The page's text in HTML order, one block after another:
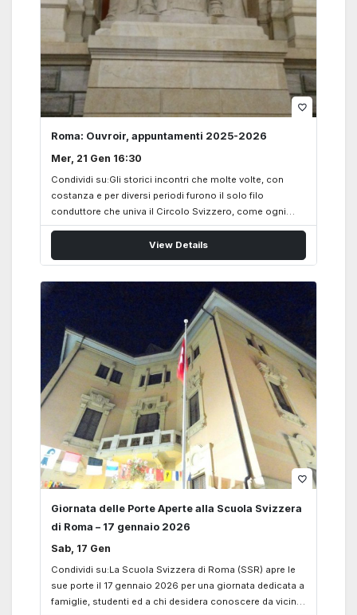
favorite_border
Roma: Ouvroir, appuntamenti 2025-2026
Mer, 21 Gen 16:30
Condividi su:Gli storici incontri che molte volte, con
costanza e per diversi periodi furono il solo filo
conduttore che univa il Circolo Svizzero, come ogni
anno in autunno riprendono forza e vigore. Anche
quest’anno, 2025-2026, gli incontri dell’Ouvroir verranno
condotti dalla Socia Evelina Degli Abbati e si terranno
Marcello Malpighi 14, dalle ore 16.30 alle 18.00 nelle
seguenti date: Mercoledì – Mittwoch, 21 gennaio 2026
Mercoledì – Mittwoch, 11 febbraio 2026 Mercoledì –
Mittwoch, 11 marzo 2026 Mercoledì – Mittwoch, 15 aprile
2026 Mercoledì – Mittwoch, 13. maggio 2026 Un
cordiale…
View Details
favorite_border
Giornata delle Porte Aperte alla Scuola Svizzera
di Roma – 17 gennaio 2026
Sab, 17 Gen
Condividi su:La Scuola Svizzera di Roma (SSR) apre le
sue porte il 17 gennaio 2026 per una giornata dedicata a
famiglie, studenti ed a chi desidera conoscere da vicino